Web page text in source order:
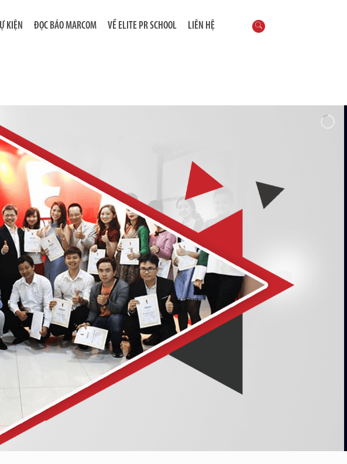
KIỆN ĐỌC BÁO MARCOM VỀ ELITE PR SCHOOL LIÊN HỆ